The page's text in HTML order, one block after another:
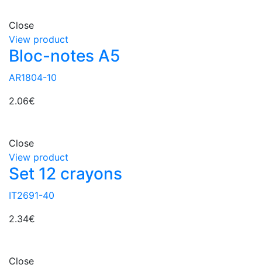
Close
View product
Bloc-notes A5
AR1804-10
2.06€
Close
View product
Set 12 crayons
IT2691-40
2.34€
Close